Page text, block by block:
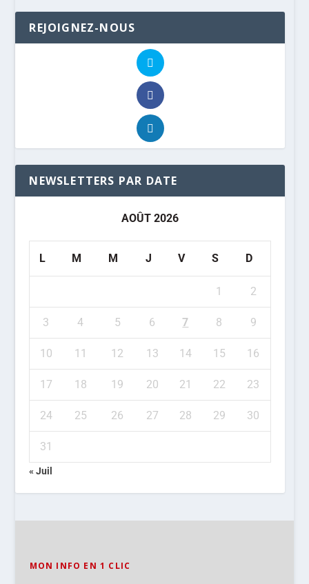
REJOIGNEZ-NOUS
NEWSLETTERS PAR DATE
AOÛT 2026
L M M J V S D
1 2
3 4 5 6 7 8 9
10 11 12 13 14 15 16
17 18 19 20 21 22 23
24 25 26 27 28 29 30
31
« Juil
MON INFO EN 1 CLIC